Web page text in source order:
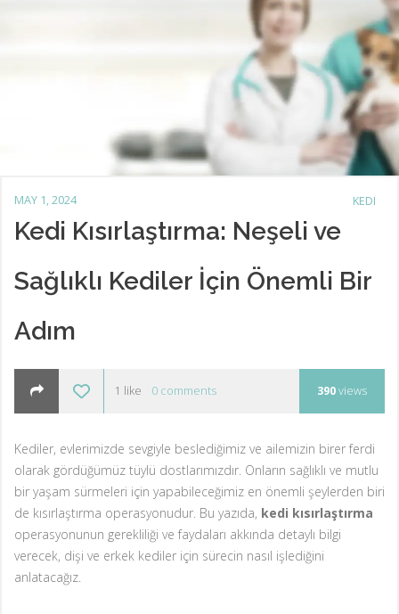
KEDI
MAY 1, 2024
Kedi Kısırlaştırma: Neşeli ve
Sağlıklı Kediler İçin Önemli Bir
Adım
1 like 0comments 390views
Kediler, evlerimizde sevgiyle beslediğimiz ve ailemizin birer ferdi
olarak gördüğümüz tüylü dostlarımızdır. Onların sağlıklı ve mutlu
bir yaşam sürmeleri için yapabileceğimiz en önemli şeylerden biri
de kısırlaştırma operasyonudur. Bu yazıda, kedi kısırlaştırma
operasyonunun gerekliliği ve faydaları akkında detaylı bilgi
verecek, dişi ve erkek kediler için sürecin nasıl işlediğini
anlatacağız.